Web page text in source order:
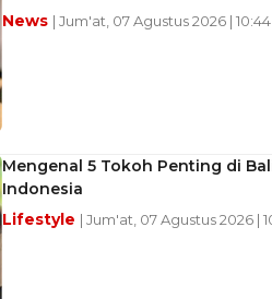
News | Jum'at, 07 Agustus 2026 |
Mengenal 5 Tokoh Penting di
Indonesia
Lifestyle | Jum'at, 07 Agustus 2026 |